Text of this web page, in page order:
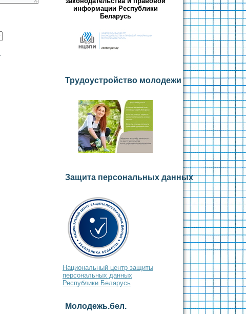
информации Республики
Беларусь
Трудоустройство молодежи
Защита персональных данных
Национальный центр защиты
персональных данных
Республики Беларусь
Молодежь.бел.